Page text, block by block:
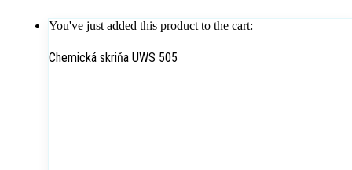
You've just added this product to the cart:
Chemická skriňa UWS 505